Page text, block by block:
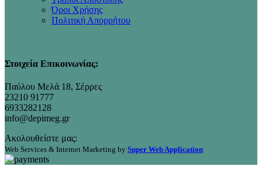
Όροι Χρήσης
Πολιτική Απορρήτου
Στοιχεία Επικοινωνίας:
Παύλου Μελά 18, Σέρρες
23210 91777
6933282128
info@depimeg.gr
Ακολουθείστε μας:
Web Services & Internet Marketing by Super Web Application